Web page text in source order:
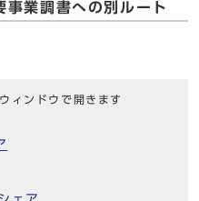
業調書への別ルート
ィンドウで開きます